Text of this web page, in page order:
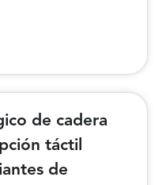
de cadera
táctil
de